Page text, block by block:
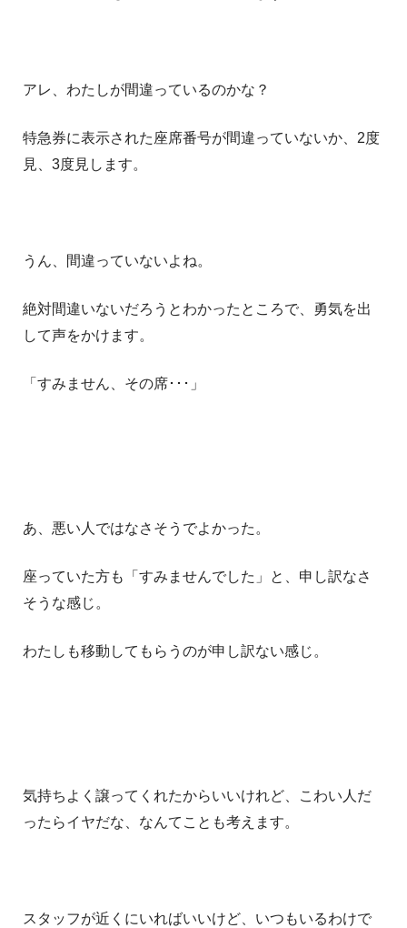
アレ、わたしが間違っているのかな？
特急券に表示された座席番号が間違っていないか、2度
見、3度見します。
うん、間違っていないよね。
絶対間違いないだろうとわかったところで、勇気を出
して声をかけます。
「すみません、その席･･･」
あ、悪い人ではなさそうでよかった。
座っていた方も「すみませんでした」と、申し訳なさ
そうな感じ。
わたしも移動してもらうのが申し訳ない感じ。
気持ちよく譲ってくれたからいいけれど、こわい人だ
ったらイヤだな、なんてことも考えます。
スタッフが近くにいればいいけど、いつもいるわけで